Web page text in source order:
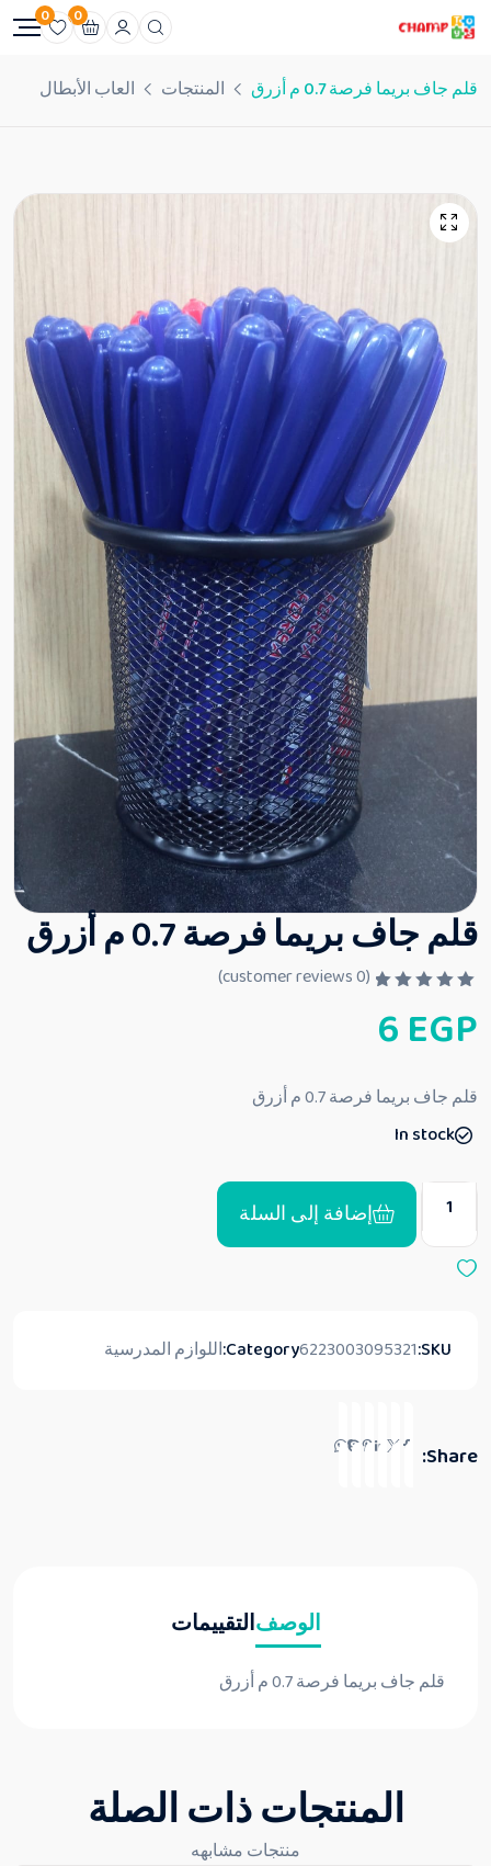
0
0
قلم جاف بريما فرصة 0.7 م أزرق المنتجات العاب الأبطال
قلم جاف بريما فرصة 0.7 م أزرق
م
ا
ي
م
ن
(
0
6EGP
قلم جاف بريما فرصة 0.7 م أزرق
In stock
إضافة إلى السلة
SKU:
6223003095321
Category: اللوازم المدرسية
Share:
الوصفالتقييمات
قلم جاف بريما فرصة 0.7 م أزرق
المنتجات ذات الصلة
منتجات مشابهه